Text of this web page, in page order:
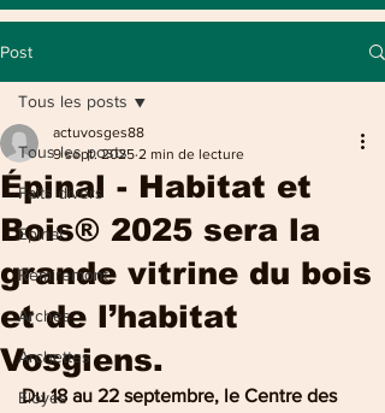
Post
Tous les posts
Faits divers
Epinal
Remiremont
Arches
Archettes
Eloyes
Tous les posts
Épinal - Habitat et
Bois® 2025 sera la
grande vitrine du bois
et de l’habitat
Vosgiens.
actuvosges88
9 sept. 2025 2 min de lecture
Du 18 au 22 septembre, le Centre des